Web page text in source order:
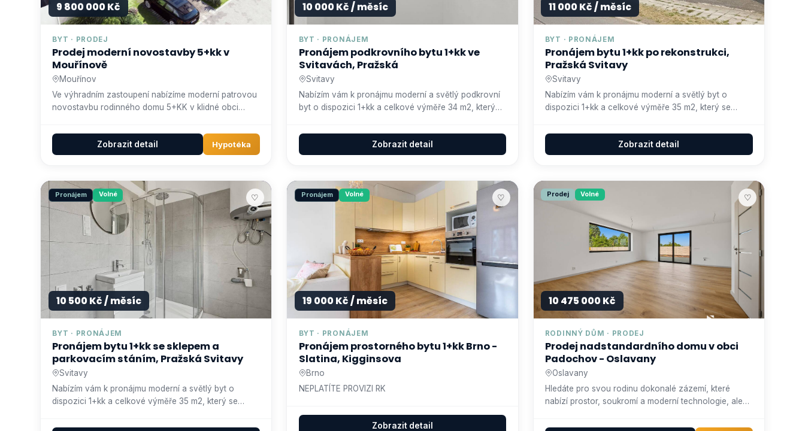
9 800 000 Kč
BYT · PRODEJ
Prodej moderní novostavby 5+kk v
Mouřínově
Mouřínov
Ve výhradním zastoupení nabízíme moderní patrovou
novostavbu rodinného domu 5+KK v klidné obci
Zobrazit detail Hypotéka
10 000 Kč / měsíc
BYT · PRONÁJEM
Pronájem podkrovního bytu 1+kk ve
Svitavách, Pražská
Svitavy
Nabízím vám k pronájmu moderní a světlý podkrovní
byt o dispozici 1+kk a celkové výměře 34 m2, který
Zobrazit detail
11 000 Kč / měsíc
BYT · PRONÁJEM
Pronájem bytu 1+kk po rekonstrukci,
Pražská Svitavy
Svitavy
Nabízím vám k pronájmu moderní a světlý byt o
dispozici 1+kk a celkové výměře 35 m2, který se
Zobrazit detail
Pronájem Volné ♡
10 500 Kč / měsíc
BYT · PRONÁJEM
Pronájem bytu 1+kk se sklepem a
parkovacím stáním, Pražská Svitavy
Svitavy
Nabízím vám k pronájmu moderní a světlý byt o
dispozici 1+kk a celkové výměře 35 m2, který se
Pronájem Volné ♡
19 000 Kč / měsíc
BYT · PRONÁJEM
Pronájem prostorného bytu 1+kk Brno -
Slatina, Kigginsova
Brno
NEPLATÍTE PROVIZI RK
Zobrazit detail
Prodej Volné ♡
10 475 000 Kč
RODINNÝ DŮM · PRODEJ
Prodej nadstandardního domu v obci
Padochov - Oslavany
Oslavany
Hledáte pro svou rodinu dokonalé zázemí, které
nabízí prostor, soukromí a moderní technologie, ale